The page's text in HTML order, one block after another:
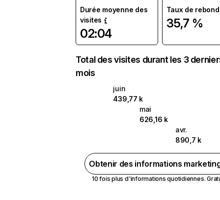
Durée moyenne des
visites
02:04
Taux de rebond
35,7 %
Total des visites durant les 3
mois
juin
439,77 k
mai
626,16 k
avr.
890,7 k
Obtenir des informations
10 fois plus d'informations quotidiennes.